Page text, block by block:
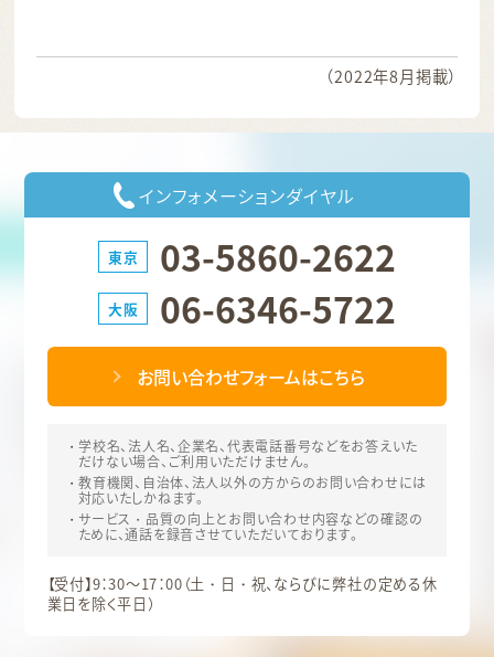
（2022年8月掲載）
インフォメーションダイヤル
東京 03-5860-2622
大阪 06-6346-5722
お問い合わせフォームはこちら
学校名、法人名、企業名、代表電話番号などをお答えいた
だけない場合、ご利用いただけません。
教育機関、自治体、法人以外の方からのお問い合わせには
対応いたしかねます。
サービス・品質の向上とお問い合わせ内容などの確認の
ために、通話を録音させていただいております。
【受付】9：30～17：00（土・日・祝、ならびに弊社の定める休
業日を除く平日）